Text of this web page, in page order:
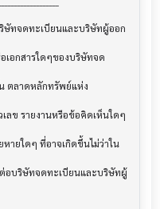
ษัทจดทะเบียนและบริษัทผู้ออก
เอกสารใดๆของบริษัทจด
ตลาดหลักทรัพย์แห่ง
ลข รายงานหรือข้อคิดเห็นใดๆ
ายใดๆ ที่อาจเกิดขึ้นไม่ว่าใน
ต่อบริษัทจดทะเบียนและบริษัทผู้